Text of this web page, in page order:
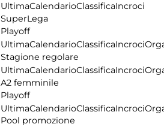
UltimaCalendarioClassificaIncroci
SuperLega
Playoff
UltimaCalendarioClassificaIncroci
Stagione regolare
UltimaCalendarioClassificaIncroci
A2 femminile
Playoff
UltimaCalendarioClassificaIncroci
Pool promozione